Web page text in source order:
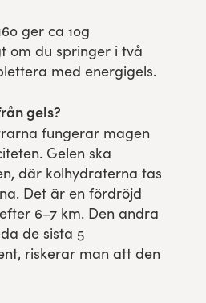
ger ca 10g
om du springer i två
med energigels.
gels?
fungerar magen
Gelen ska
där kolhydraterna tas
Det är en fördröjd
6–7 km. Den andra
de sista 5
riskerar man att den